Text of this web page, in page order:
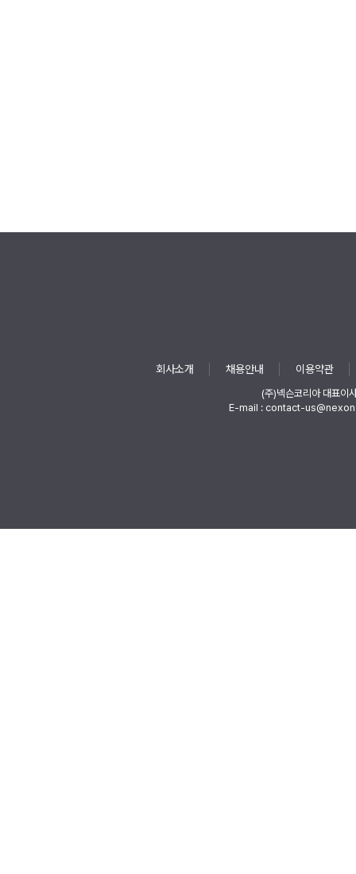
회사소개 채용안내 이용약관
(주)넥슨코리아 대표이
E-mail : contact-